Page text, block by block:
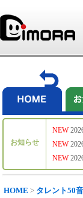
お知らせ
NEW
NEW
NEW
HOME > タレント50